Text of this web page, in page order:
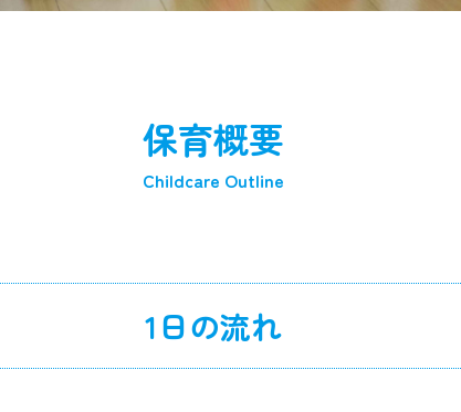
保育概要
Childcare Outline
1日の流れ